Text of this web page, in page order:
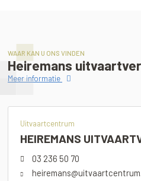
WAAR KAN U ONS VINDEN
Heiremans
Meer informatie
Uitvaartcentrum
HEIREMANS
03 236 50 70